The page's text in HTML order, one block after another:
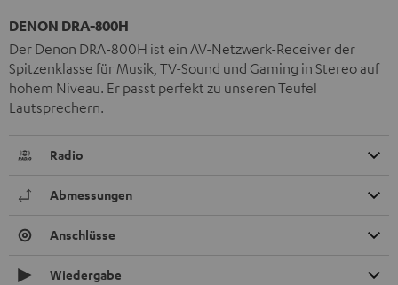
DENON DRA-800H
Der Denon DRA-800H ist ein AV-Netzwerk-Receiver der
Spitzenklasse für Musik, TV-Sound und Gaming in Stereo auf
hohem Niveau. Er passt perfekt zu unseren Teufel
Lautsprechern.
Radio
Abmessungen
Anschlüsse
Wiedergabe